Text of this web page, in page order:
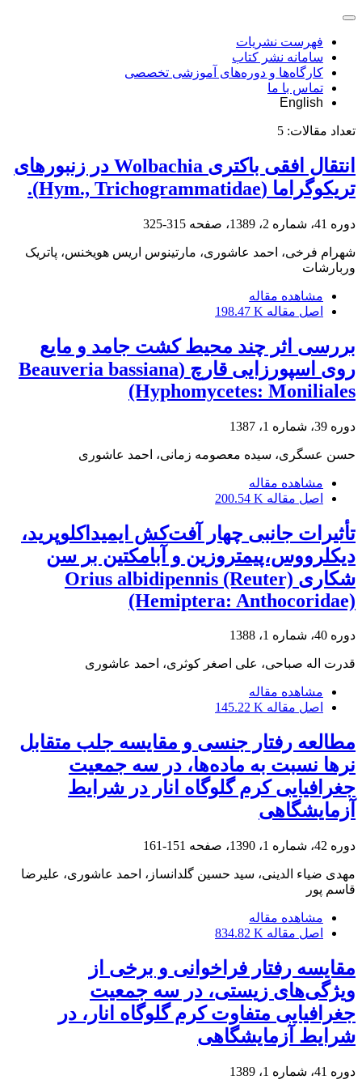
فهرست نشریات
سامانه نشر کتاب
کارگاه‌ها و دوره‌های آموزشی تخصصی
تماس با ما
English
تعداد مقالات: 5
انتقال افقی باکتری Wolbachia در زنبورهای
تریکوگراما (Hym., Trichogrammatidae).
دوره 41، شماره 2، 1389، صفحه 315-325
شهرام فرخی، احمد عاشوری، مارتینوس اریس هویخنس، پاتریک
وربارشات
مشاهده مقاله
اصل مقاله 198.47 K
بررسی اثر چند محیط کشت جامد و مایع
روی اسپورزایی قارچ (Beauveria bassiana
(Hyphomycetes: Moniliales
دوره 39، شماره 1، 1387
حسن عسگری، سیده معصومه زمانی، احمد عاشوری
مشاهده مقاله
اصل مقاله 200.54 K
تأثیرات جانبی چهار آفت‌کش ایمیداکلوپرید،
دیکلرووس،پیمتروزین و آبامکتین بر سن
شکاری Orius albidipennis (Reuter)
(Hemiptera: Anthocoridae)
دوره 40، شماره 1، 1388
قدرت اله صباحی، علی اصغر کوثری، احمد عاشوری
مشاهده مقاله
اصل مقاله 145.22 K
مطالعه رفتار جنسی و مقایسه جلب متقابل
نرها نسبت به ماده‌ها، در سه جمعیت
جغرافیایی کرم گلوگاه انار در شرایط
آزمایشگاهی
دوره 42، شماره 1، 1390، صفحه 151-161
مهدی ضیاء الدینی، سید حسین گلدانساز، احمد عاشوری، علیرضا
قاسم پور
مشاهده مقاله
اصل مقاله 834.82 K
مقایسه رفتار فراخوانی و برخی از
ویژگی‌های زیستی، در سه جمعیت
جغرافیایی متفاوت کرم گلوگاه انار، در
شرایط آزمایشگاهی
دوره 41، شماره 1، 1389